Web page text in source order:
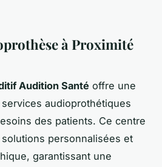
à Proximité
Audition Santé offre une
audioprothétiques
des patients. Ce centre
personnalisées et
garantissant une